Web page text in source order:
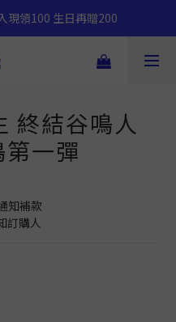
現領100 生日再贈200
終結谷鳴人
第一彈
知補款
訂購人